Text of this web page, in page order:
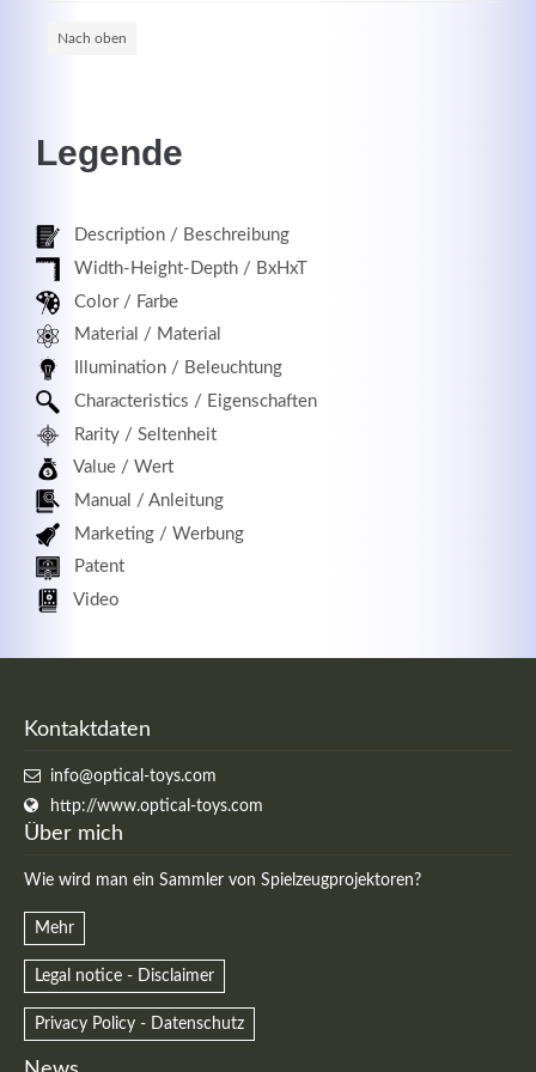
Nach oben
Legende
Description / Beschreibung
Width-Height-Depth / BxHxT
Color / Farbe
Material / Material
Illumination / Beleuchtung
Characteristics / Eigenschaften
Rarity / Seltenheit
Value / Wert
Manual / Anleitung
Marketing / Werbung
Patent
Video
Kontaktdaten
info@optical-toys.com
http://www.optical-toys.com
Über mich
Wie wird man ein Sammler von Spielzeugprojektoren?
Mehr
Legal notice - Disclaimer
Privacy Policy - Datenschutz